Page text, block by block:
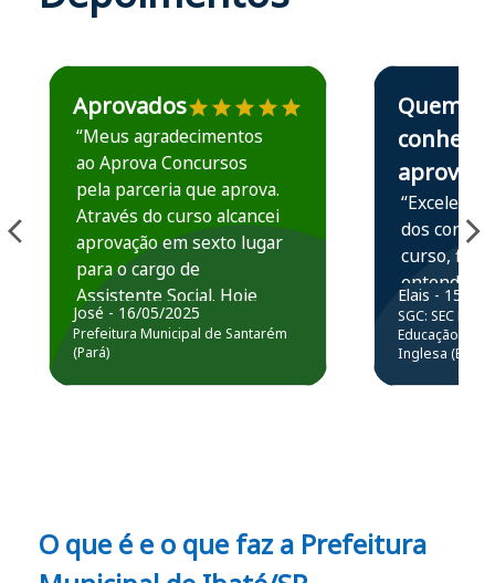
Estudante José recomenda o Aprova Concursos em
Aprovados
“Meus agradecimentos
ao Aprova Concursos
pela parceria que aprova.
Através do curso alcancei
aprovação em sexto lugar
para o cargo de
Assistente Social. Hoje
estou atuando na
Prefeitura de Santarém.
José - 16/05/2025
Prefeitura Municipal de Santarém
(Pará)
Estudante Elais
Quem
conhece,
aprova
“Excelente
dos
curso,
entender e
prática
resolução
questões.”
Elais - 15/07/
SGC: SEC BA
Educação
Inglesa (Edital
O que é e o que faz a Prefeitura